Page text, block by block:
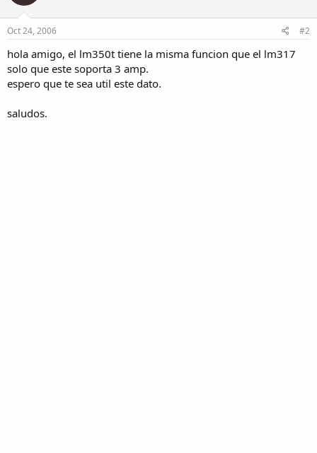
Oct 24, 2006 #2
hola amigo, el lm350t tiene la misma funcion que el lm317
solo que este soporta 3 amp.
espero que te sea util este dato.
saludos.